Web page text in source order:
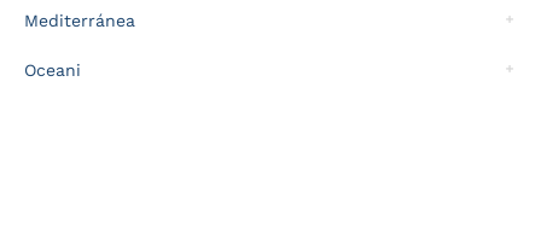
Mediterránea
Oceani